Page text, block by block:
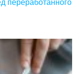
переработанного